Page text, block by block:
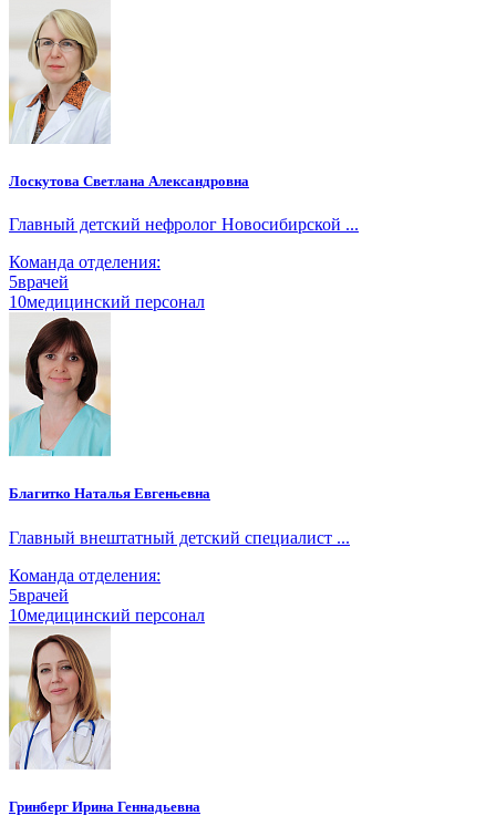
Лоскутова Светлана Александровна
Главный детский нефролог Новосибирской ...
Команда отделения:
5врачей
10медицинский персонал
Благитко Наталья Евгеньевна
Главный внештатный детский специалист ...
Команда отделения:
5врачей
10медицинский персонал
Гринберг Ирина Геннадьевна